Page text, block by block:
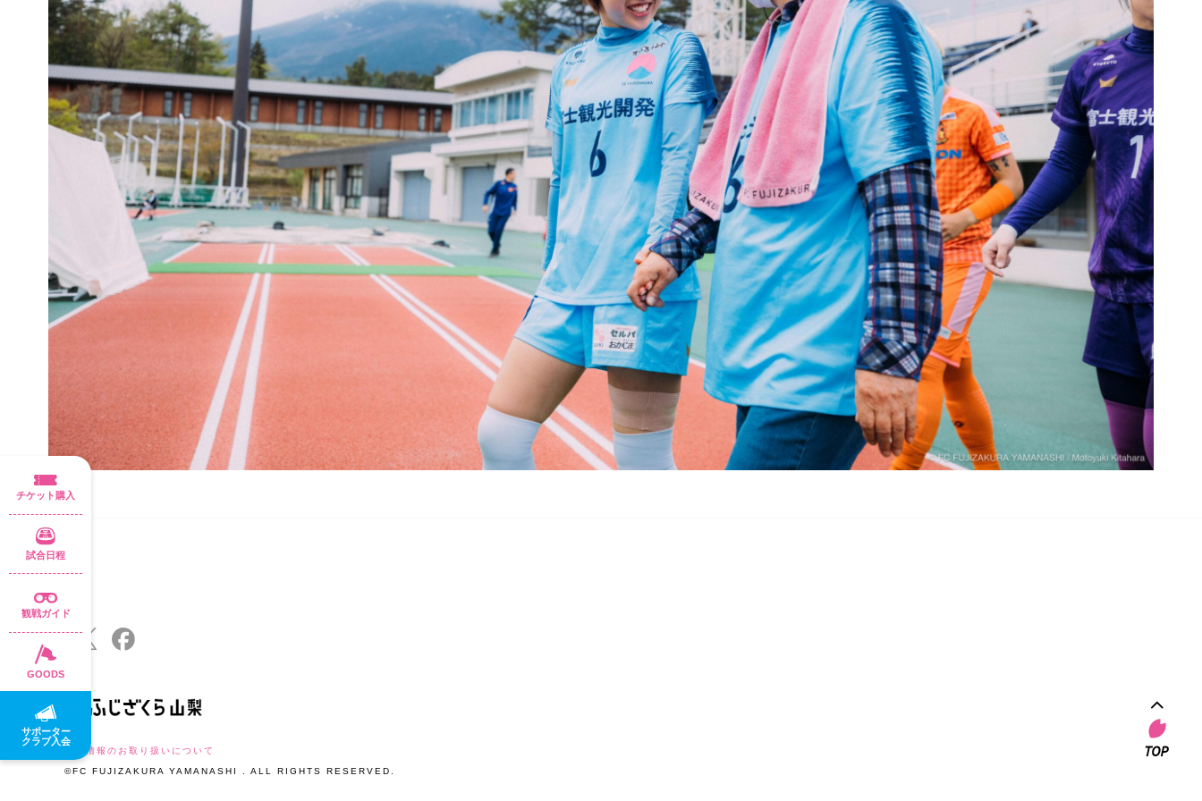
個人情報のお取り扱いについて
©FC FUJIZAKURA YAMANASHI . ALL RIGHTS RESERVED.
チケット購入
試合日程
観戦ガイド
GOODS
サポーター
クラブ入会